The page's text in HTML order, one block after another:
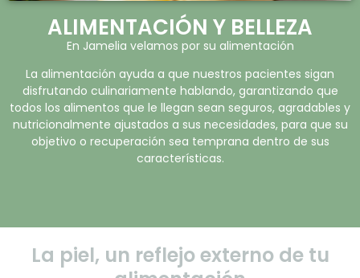
ALIMENTACIÓN Y BELLEZA
En Jamelia velamos por su alimentación
La alimentación ayuda a que nuestros pacientes sigan
disfrutando culinariamente hablando, garantizando que
todos los alimentos que le llegan sean seguros, agradables y
nutricionalmente ajustados a sus necesidades, para que su
objetivo o recuperación sea temprana dentro de sus
características.
La piel, un reflejo externo de tu